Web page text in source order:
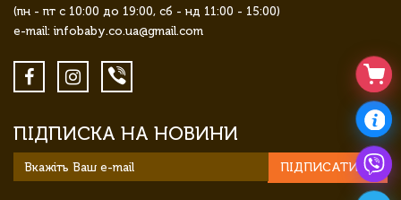
(пн - пт с 10:00 до 19:00, сб - нд 11:00 - 15:00)
e-mail: infobaby.co.ua@gmail.com
ПІДПИСКА НА НОВИНИ
ПІДПИСАТИСЯ